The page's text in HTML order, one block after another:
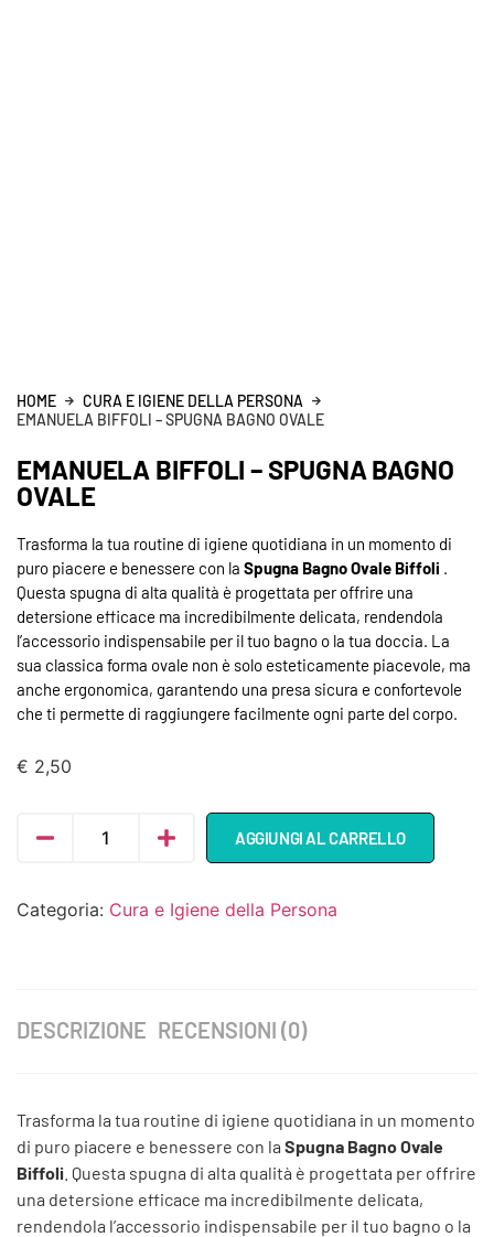
HOME
CURA E IGIENE DELLA PERSONA
EMANUELA BIFFOLI – SPUGNA BAGNO OVALE
EMANUELA BIFFOLI – SPUGNA BAGNO
OVALE
Trasforma la tua routine di igiene quotidiana in un momento di
puro piacere e benessere con la Spugna Bagno Ovale Biffoli .
Questa spugna di alta qualità è progettata per offrire una
detersione efficace ma incredibilmente delicata, rendendola
l’accessorio indispensabile per il tuo bagno o la tua doccia. La
sua classica forma ovale non è solo esteticamente piacevole, ma
anche ergonomica, garantendo una presa sicura e confortevole
che ti permette di raggiungere facilmente ogni parte del corpo.
€ 2,50
AGGIUNGI AL CARRELLO
Categoria: Cura e Igiene della Persona
DESCRIZIONE RECENSIONI (0)
Trasforma la tua routine di igiene quotidiana in un momento
di puro piacere e benessere con la Spugna Bagno Ovale
Biffoli . Questa spugna di alta qualità è progettata per offrire
una detersione efficace ma incredibilmente delicata,
rendendola l’accessorio indispensabile per il tuo bagno o la